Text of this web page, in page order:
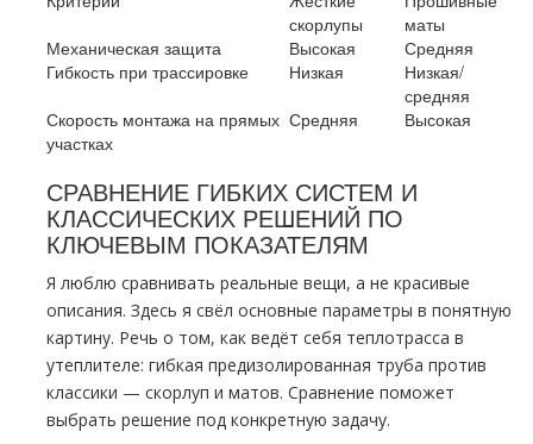
скорлупы
маты
Механическая защита
Высокая
Средняя
Гибкость при трассировке
Низкая
Низкая/
средняя
Скорость монтажа на прямых
участках
Средняя Высокая
СРАВНЕНИЕ ГИБКИХ СИСТЕМ И
КЛАССИЧЕСКИХ РЕШЕНИЙ ПО
КЛЮЧЕВЫМ ПОКАЗАТЕЛЯМ
Я люблю сравнивать реальные вещи, а не красивые
описания. Здесь я свёл основные параметры в понятную
картину. Речь о том, как ведёт себя теплотрасса в
утеплителе: гибкая предизолированная труба против
классики — скорлуп и матов. Сравнение поможет
выбрать решение под конкретную задачу.